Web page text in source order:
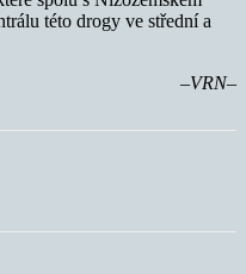
této drogy ve střední a
–VRN–